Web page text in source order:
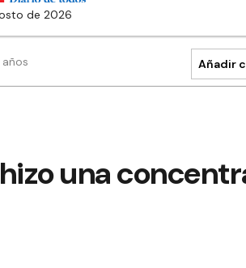
de 2026
Añadir
una